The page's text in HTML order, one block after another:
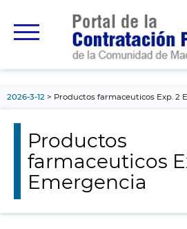
principal
2026-3-12 Productos farmaceuticos Exp. 2
Productos
farmaceuticos
Emergencia